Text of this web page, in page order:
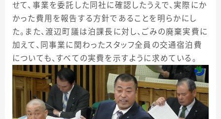
せて、事業を委託した同社に確認したうえで、実際にか
かった費用を報告する方針であることを明らかにし
た。また、渡辺町議は泊課長に対し、ごみの廃棄実費に
加えて、同事業に関わったスタッフ全員の交通宿泊費
についても、すべての実費を示すように求めている。